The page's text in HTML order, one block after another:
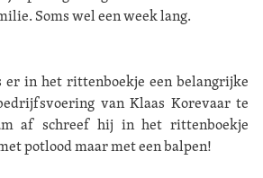
Soms wel een week lang.
er in het rittenboekje een belangrijke
van Klaas Korevaar te
af schreef hij in het rittenboekje
potlood maar met een balpen!